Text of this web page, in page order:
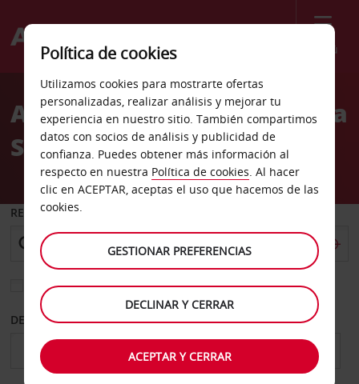
Menú
Welcome
AvisAlquiler de coches Augusta
Sears
RECOGER EN
Elegir otra oficina de devolución
DESDE HASTA
Política de cookies
Utilizamos cookies para mostrarte ofertas
personalizadas, realizar análisis y mejorar tu
experiencia en nuestro sitio. También compartimos
datos con socios de análisis y publicidad de
confianza. Puedes obtener más información al
respecto en nuestra Política de cookies. Al hacer
clic en ACEPTAR, aceptas el uso que hacemos de las
cookies.
GESTIONAR PREFERENCIAS
DECLINAR Y CERRAR
ACEPTAR Y CERRAR